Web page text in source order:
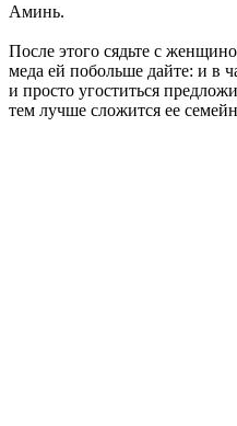
Аминь.
После этого сядьте с
меда ей побольше дайте: и в
и просто угоститься
тем лучше сложится ее